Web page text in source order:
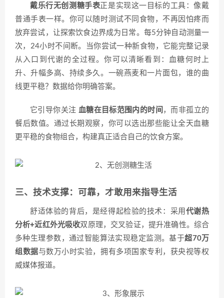
戴乐行无创测糖手表正是实现这一目标的工具：像戴
普通手表一样。你可以随时测试不同食物，不再因怕疼而
放弃尝试，让探索饮食边界成为日常。每5分钟自动测量一
次，24小时不间断。当你尝试一种新食物，它能完整记录
从入口到代谢的全过程。你可以清晰看到：血糖何时上
升、升幅多高、持续多久。一碗燕麦和一片面包，谁的曲
线更平稳？数据给你明确答案。
它引导你关注 血糖在目标范围内的时间 ，而非孤立的
餐后数值。通过长期观察，你可以选出那些能让全天血糖
更平稳的食物组合，构建真正适合自己的饮食方案。
三、技术支撑：可靠，才敢用来指导生活
舒适体验的背后，是经得起检验的技术：采用 代谢热
分析+近红外光吸收双原理，交叉验证，提升准确性。综合
多种生理参数，通过智能算法实现稳定监测。基于超70万
组数据与数万小时实验，拥有多项国家专利，获央视等权
威媒体报道。